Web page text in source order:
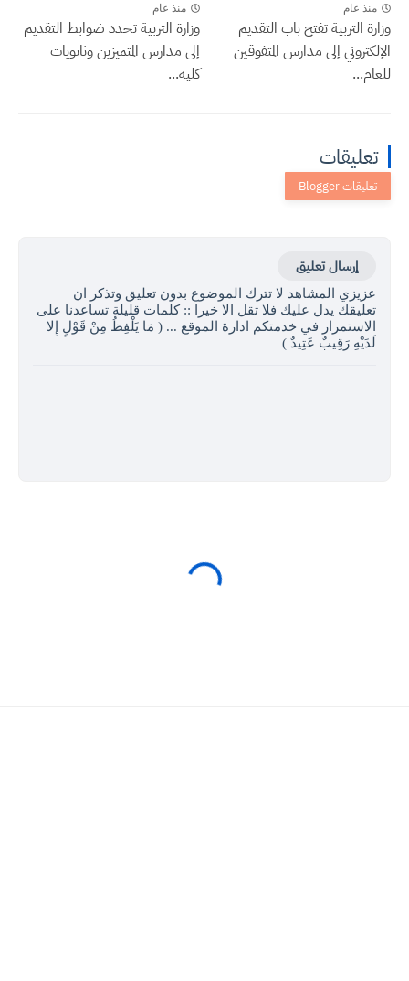
منذ عام
وزارة التربية تفتح باب التقديم
الإلكتروني إلى مدارس المتفوقين
للعام...
منذ عام
وزارة التربية تحدد ضوابط التقديم
إلى مدارس المتميزين وثانويات
كلية...
تعليقات
إرسال تعليق
عزيزي المشاهد لا تترك الموضوع بدون تعليق وتذكر ان
تعليقك يدل عليك فلا تقل الا خيرا :: كلمات قليلة تساعدنا على
الاستمرار في خدمتكم ادارة الموقع ... ( مَا يَلْفِظُ مِنْ قَوْلٍ إِلا
لَدَيْهِ رَقِيبٌ عَتِيدٌ )